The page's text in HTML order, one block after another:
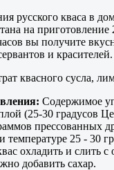
русского кваса в
на приготовление
вы получите
и красителей.
квасного сусла,
Содержимое
(25-30 градусов
прессованных
температуре 25 - 30
охладить и слить
добавить сахар.